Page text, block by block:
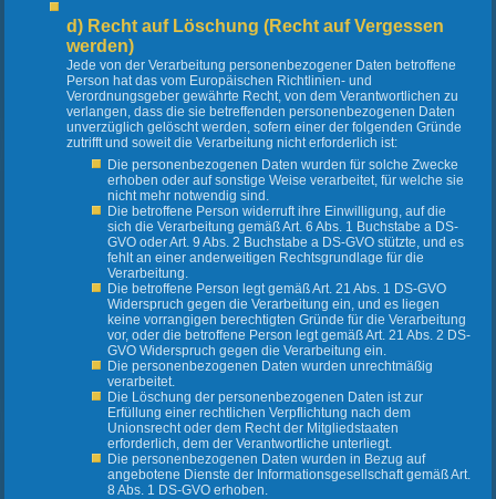
d) Recht auf Löschung (Recht auf Vergessen
werden)
Jede von der Verarbeitung personenbezogener Daten betroffene
Person hat das vom Europäischen Richtlinien- und
Verordnungsgeber gewährte Recht, von dem Verantwortlichen zu
verlangen, dass die sie betreffenden personenbezogenen Daten
unverzüglich gelöscht werden, sofern einer der folgenden Gründe
zutrifft und soweit die Verarbeitung nicht erforderlich ist:
Die personenbezogenen Daten wurden für solche Zwecke
erhoben oder auf sonstige Weise verarbeitet, für welche sie
nicht mehr notwendig sind.
Die betroffene Person widerruft ihre Einwilligung, auf die
sich die Verarbeitung gemäß Art. 6 Abs. 1 Buchstabe a DS-
GVO oder Art. 9 Abs. 2 Buchstabe a DS-GVO stützte, und es
fehlt an einer anderweitigen Rechtsgrundlage für die
Verarbeitung.
Die betroffene Person legt gemäß Art. 21 Abs. 1 DS-GVO
Widerspruch gegen die Verarbeitung ein, und es liegen
keine vorrangigen berechtigten Gründe für die Verarbeitung
vor, oder die betroffene Person legt gemäß Art. 21 Abs. 2 DS-
GVO Widerspruch gegen die Verarbeitung ein.
Die personenbezogenen Daten wurden unrechtmäßig
verarbeitet.
Die Löschung der personenbezogenen Daten ist zur
Erfüllung einer rechtlichen Verpflichtung nach dem
Unionsrecht oder dem Recht der Mitgliedstaaten
erforderlich, dem der Verantwortliche unterliegt.
Die personenbezogenen Daten wurden in Bezug auf
angebotene Dienste der Informationsgesellschaft gemäß Art.
8 Abs. 1 DS-GVO erhoben.